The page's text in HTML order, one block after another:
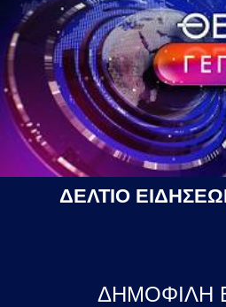
ΔΕΛΤΙΟ
ΔΗΜΟΦΙΛΗ